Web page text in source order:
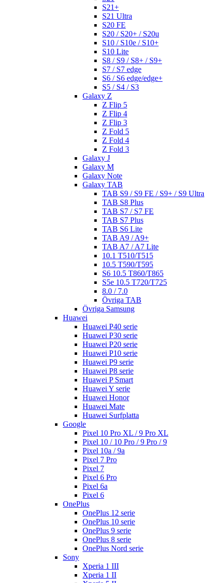
S21+
S21 Ultra
S20 FE
S20 / S20+ / S20u
S10 / S10e / S10+
S10 Lite
S8 / S9 / S8+ / S9+
S7 / S7 edge
S6 / S6 edge/edge+
S5 / S4 / S3
Galaxy Z
Z Flip 5
Z Flip 4
Z Flip 3
Z Fold 5
Z Fold 4
Z Fold 3
Galaxy J
Galaxy M
Galaxy Note
Galaxy TAB
TAB S9 / S9 FE / S9+ / S9 Ultra
TAB S8 Plus
TAB S7 / S7 FE
TAB S7 Plus
TAB S6 Lite
TAB A9 / A9+
TAB A7 / A7 Lite
10.1 T510/T515
10.5 T590/T595
S6 10.5 T860/T865
S5e 10.5 T720/T725
8.0 / 7.0
Övriga TAB
Övriga Samsung
Huawei
Huawei P40 serie
Huawei P30 serie
Huawei P20 serie
Huawei P10 serie
Huawei P9 serie
Huawei P8 serie
Huawei P Smart
Huawei Y serie
Huawei Honor
Huawei Mate
Huawei Surfplatta
Google
Pixel 10 Pro XL / 9 Pro XL
Pixel 10 / 10 Pro / 9 Pro / 9
Pixel 10a / 9a
Pixel 7 Pro
Pixel 7
Pixel 6 Pro
Pixel 6a
Pixel 6
OnePlus
OnePlus 12 serie
OnePlus 10 serie
OnePlus 9 serie
OnePlus 8 serie
OnePlus Nord serie
Sony
Xperia 1 III
Xperia 1 II